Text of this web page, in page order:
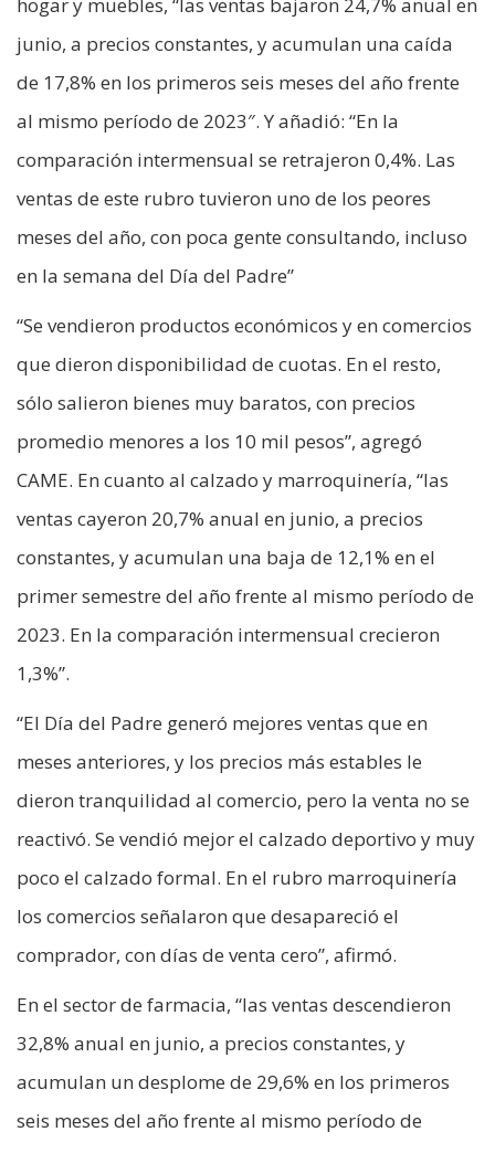
hogar y muebles, “las ventas bajaron 24,7% anual en
junio, a precios constantes, y acumulan una caída
de 17,8% en los primeros seis meses del año frente
al mismo período de 2023″. Y añadió: “En la
comparación intermensual se retrajeron 0,4%. Las
ventas de este rubro tuvieron uno de los peores
meses del año, con poca gente consultando, incluso
en la semana del Día del Padre”
“Se vendieron productos económicos y en comercios
que dieron disponibilidad de cuotas. En el resto,
sólo salieron bienes muy baratos, con precios
promedio menores a los 10 mil pesos”, agregó
CAME. En cuanto al calzado y marroquinería, “las
ventas cayeron 20,7% anual en junio, a precios
constantes, y acumulan una baja de 12,1% en el
primer semestre del año frente al mismo período de
2023. En la comparación intermensual crecieron
1,3%”.
“El Día del Padre generó mejores ventas que en
meses anteriores, y los precios más estables le
dieron tranquilidad al comercio, pero la venta no se
reactivó. Se vendió mejor el calzado deportivo y muy
poco el calzado formal. En el rubro marroquinería
los comercios señalaron que desapareció el
comprador, con días de venta cero”, afirmó.
En el sector de farmacia, “las ventas descendieron
32,8% anual en junio, a precios constantes, y
acumulan un desplome de 29,6% en los primeros
seis meses del año frente al mismo período de